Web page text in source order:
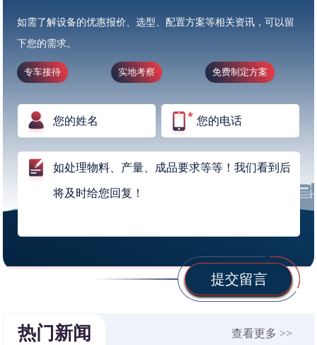
如需了解设备的优惠报价、选型、配置方案等相关资讯，可以留
下您的需求。
专车接待 实地考察 免费制定方案
提交留言
热门新闻 查看更多 >>